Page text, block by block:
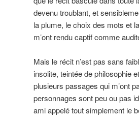
devenu troublant, et
la plume, le choix des mots et
m’ont rendu captif comme
Mais le récit n’est pas sans
insolite, teintée de philosophie
plusieurs passages qui m’ont
personnages sont peu ou pas
ami appelé tout simplement le